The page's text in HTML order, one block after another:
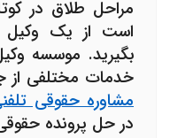
مراحل طلاق در
است از یک
بگیرید. موسسه
خدمات مختلفی از
مشاوره حقوقی
در حل پرونده